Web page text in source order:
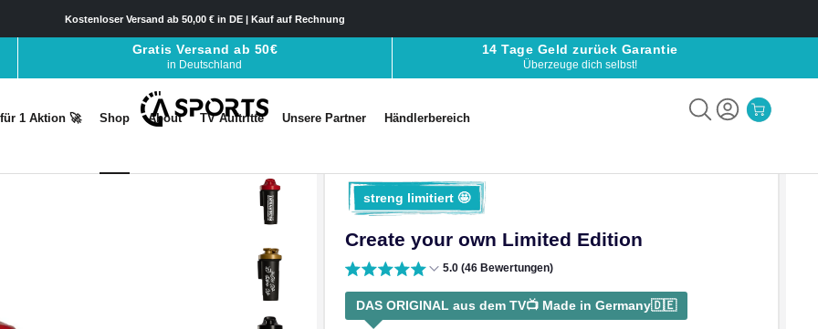
Kostenloser Versand ab 50,00 € in DE | Kauf auf Rechnung
Gratis Versand ab 50€
in Deutschland
14 Tage Geld zurück Garantie
Überzeuge dich selbst!
1 Aktion 🚀 Shop About TV Auftritte Unsere Partner Händlerbereich
streng limitiert 🤩
Create your own Limited Edition
5.0 (46 Bewertungen)
DAS ORIGINAL aus dem TV📺 Made in Germany🇩🇪